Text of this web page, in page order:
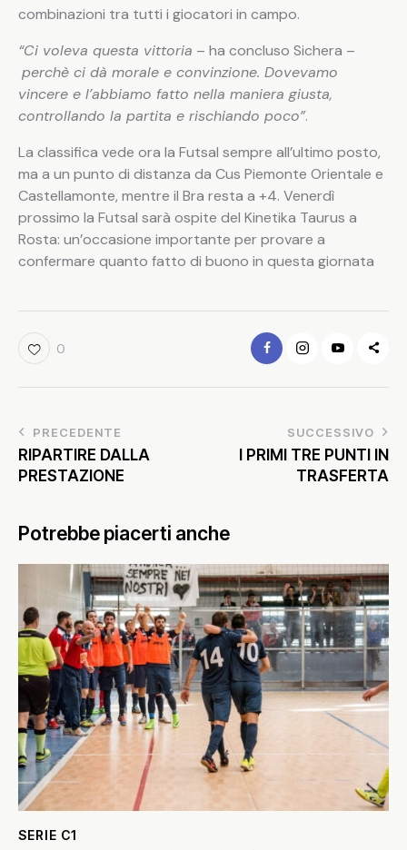
combinazioni tra tutti i giocatori in campo.
“Ci voleva questa vittoria – ha concluso Sichera –
perchè ci dà morale e convinzione. Dovevamo
vincere e l’abbiamo fatto nella maniera giusta,
controllando la partita e rischiando poco”.
La classifica vede ora la Futsal sempre all’ultimo posto,
ma a un punto di distanza da Cus Piemonte Orientale e
Castellamonte, mentre il Bra resta a +4. Venerdì
prossimo la Futsal sarà ospite del Kinetika Taurus a
Rosta: un’occasione importante per provare a
confermare quanto fatto di buono in questa giornata
0
PRECEDENTE
RIPARTIRE DALLA
PRESTAZIONE
SUCCESSIVO
I PRIMI TRE PUNTI IN
TRASFERTA
Potrebbe piacerti anche
SERIE C1